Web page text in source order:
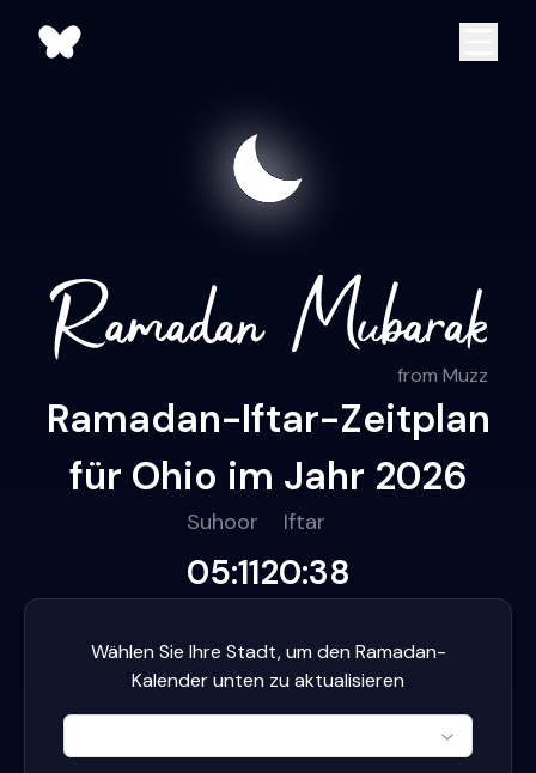
from Muzz
Ramadan-Iftar-Zeitplan
für Ohio im Jahr 2026
Suhoor
05:11
Iftar
20:38
Wählen Sie Ihre Stadt, um den Ramadan-
Kalender unten zu aktualisieren